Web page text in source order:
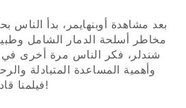
بعد مشاهدة أوبنهايمر، بدأ
مخاطر أسلحة الدمار الشامل
شندلر، فكر الناس مرة أخرى في
وأهمية المساعدة المتبادلة
فيلمنا قادرًا على تغيير هذا العالم!